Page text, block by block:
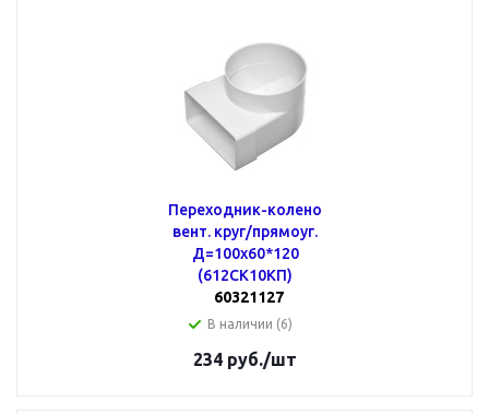
Переходник-колено
вент. круг/прямоуг.
Д=100х60*120
(612СК10КП)
60321127
В наличии (6)
234 руб./шт